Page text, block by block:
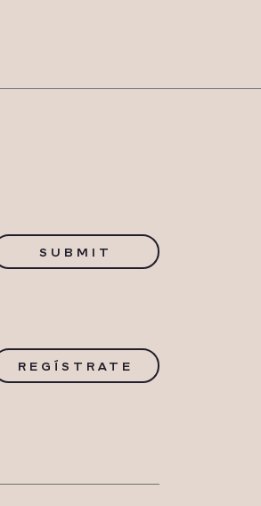
SUBMIT
REGÍSTRATE